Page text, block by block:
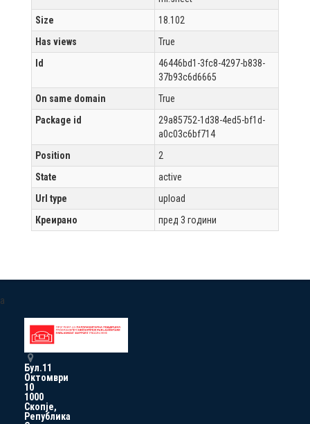
Size
18.102
Has views
True
Id
46446bd1-3fc8-4297-b838-
37b93c6d6665
On same domain
True
Package id
29a85752-1d38-4ed5-bf1d-
a0c03c6bf714
Position
2
State
active
Url type
upload
Креирано
пред 3 години
a
Бул.11
Октомври
10
1000
Скопје,
Република